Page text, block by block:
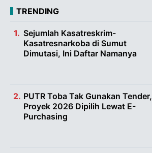
TRENDING
Sejumlah Kasatreskrim-
Kasatresnarkoba di Sumut
Dimutasi, Ini Daftar Namanya
PUTR Toba Tak Gunakan Tender,
Proyek 2026 Dipilih Lewat E-
Purchasing